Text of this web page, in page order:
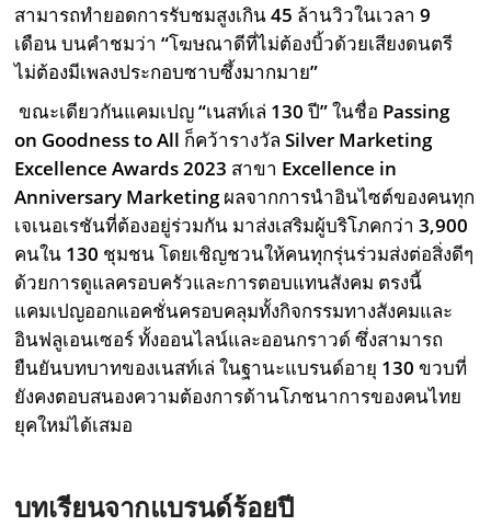
สามารถทำยอดการรับชมสูงเกิน45 ล้านวิวในเวลา9
เดือน บนคำชมว่า“โฆษณาดีที่ไม่ต้องบิ้วด้วยเสียงดนตรี
ไม่ต้องมีเพลงประกอบซาบซึ้งมากมาย”
ขณะเดียวกันแคมเปญ“เนสท์เล่ 130ปี”ในชื่อ Passing
on Goodness to All ก็คว้ารางวัลSilver Marketing
Excellence Awards 2023 สาขา Excellence in
Anniversary Marketingผลจากการนำอินไซต์ของคนทุก
เจเนอเรชันที่ต้องอยู่ร่วมกัน มาส่งเสริมผู้บริโภคกว่า3,900
คนใน 130 ชุมชน โดยเชิญชวนให้คนทุกรุ่นร่วมส่งต่อสิ่งดีๆ
ด้วยการดูแลครอบครัวและการตอบแทนสังคม ตรงนี้
แคมเปญออกแอคชั่นครอบคลุมทั้งกิจกรรมทางสังคมและ
อินฟลูเอนเซอร์ ทั้งออนไลน์และออนกราวด์ ซึ่งสามารถ
ยืนยันบทบาทของเนสท์เล่ ในฐานะแบรนด์อายุ 130ขวบที่
ยังคงตอบสนองความต้องการด้านโภชนาการของคนไทย
ยุคใหม่ได้เสมอ
บทเรียนจากแบรนด์ร้อยปี